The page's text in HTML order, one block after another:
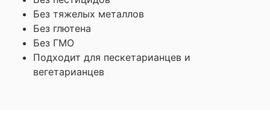
Без тяжелых металлов
Без глютена
Без ГМО
Подходит для пескетарианцев и
вегетарианцев